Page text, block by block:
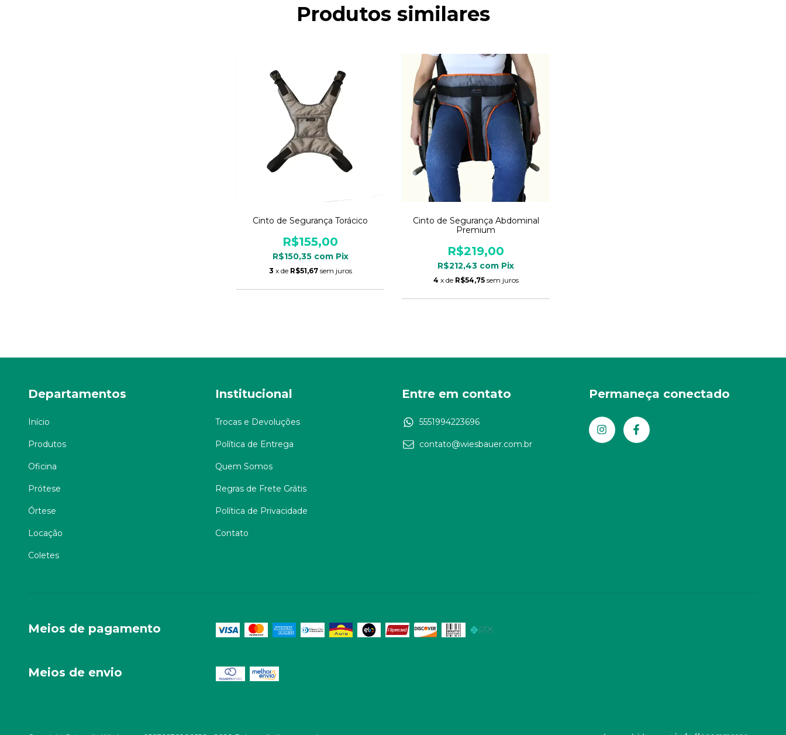
Produtos similares
Cinto de Segurança Torácico
R$155,00
R$150,35 com Pix
3 x de R$51,67 sem juros
Cinto de Segurança Abdominal
Premium
R$219,00
R$212,43 com Pix
4 x de R$54,75 sem juros
Departamentos
Início
Produtos
Oficina
Prótese
Órtese
Locação
Coletes
Institucional
Trocas e Devoluções
Política de Entrega
Quem Somos
Regras de Frete Grátis
Política de Privacidade
Contato
Entre em contato
5551994223696
contato@wiesbauer.com.br
Permaneça conectado
Meios de pagamento
Meios de envio